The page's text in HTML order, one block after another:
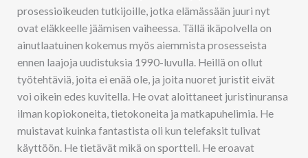
prosessioikeuden tutkijoille, jotka elämässään juuri nyt
ovat eläkkeelle jäämisen vaiheessa. Tällä ikäpolvella on
ainutlaatuinen kokemus myös aiemmista prosesseista
ennen laajoja uudistuksia 1990-luvulla. Heillä on ollut
työtehtäviä, joita ei enää ole, ja joita nuoret juristit eivät
voi oikein edes kuvitella. He ovat aloittaneet juristinuransa
ilman kopiokoneita, tietokoneita ja matkapuhelimia. He
muistavat kuinka fantastista oli kun telefaksit tulivat
käyttöön. He tietävät mikä on sportteli. He eroavat